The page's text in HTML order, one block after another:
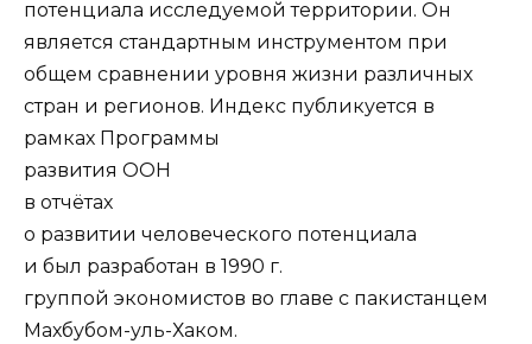
потенциала исследуемой территории. Он
является стандартным инструментом при
общем сравнении уровня жизни различных
стран и регионов. Индекс публикуется в
рамках Программы
развития ООН
в отчётах
о развитии человеческого потенциала
и был разработан в 1990 г.
группой экономистов во главе с пакистанцем
Махбубом-уль-Хаком.